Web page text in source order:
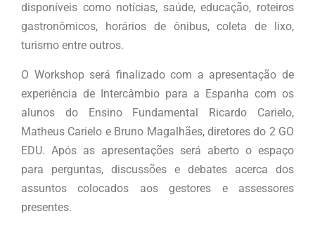
disponíveis como notícias, saúde, educação, roteiros
gastronômicos, horários de ônibus, coleta de lixo,
turismo entre outros.
O Workshop será finalizado com a apresentação de
experiência de Intercâmbio para a Espanha com os
alunos do Ensino Fundamental Ricardo Carielo,
Matheus Carielo e Bruno Magalhães, diretores do 2 GO
EDU. Após as apresentações será aberto o espaço
para perguntas, discussões e debates acerca dos
assuntos colocados aos gestores e assessores
presentes.